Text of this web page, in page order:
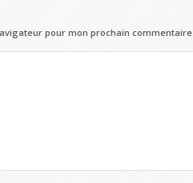
pour mon prochain commentaire.